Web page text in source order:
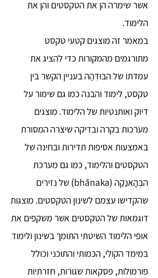
אשר שימרה הן את הטקסטים והן את
הלימוד.
במאמר זה מוצגים קטעי טקסט
מתורגמים מהמקורות כדי להציג את
עמדתו של הבּוּדְּהַה בעניין הקשר בין
טקסט, לימוד והבנה כמו גם שימור על
דיוק ואותנטיות של הלימוד. מוצגים
מערכות בקרה ובדיקה שיצרה המסורת
באמצעות אסיפות תדירות ובחינה של
הטקסטים והלימוד, כמו גם מערכת
הבְּהָאנַקַה (bhānaka) של נזירים
שהקדישו עצמם לשינון הטקסטים. מוצגות
דוגמאות של הטקסטים אשר משקפים את
אופי הלימוד השיטתי התומך בשינון ולימוד
במימד הקולי, הכמותי והתוכני וכולל
פורמולות, פסקאות שגורות, חזרתיות